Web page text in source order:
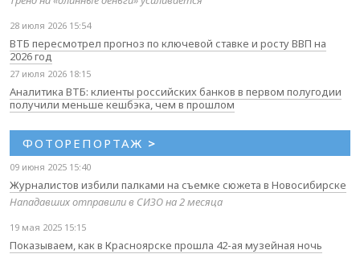
28 июля 2026 15:54
ВТБ пересмотрел прогноз по ключевой ставке и росту ВВП на
2026 год
27 июля 2026 18:15
Аналитика ВТБ: клиенты российских банков в первом полугодии
получили меньше кешбэка, чем в прошлом
ФОТОРЕПОРТАЖ >
09 июня 2025 15:40
Журналистов избили палками на съемке сюжета в Новосибирске
Нападавших отправили в СИЗО на 2 месяца
19 мая 2025 15:15
Показываем, как в Красноярске прошла 42-ая музейная ночь